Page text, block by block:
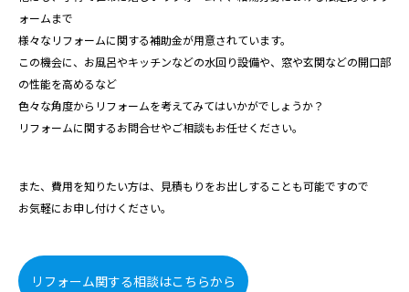
ォームまで
様々なリフォームに関する補助金が用意されています。
この機会に、お風呂やキッチンなどの水回り設備や、窓や玄関などの開口部
の性能を高めるなど
色々な角度からリフォームを考えてみてはいかがでしょうか？
リフォームに関するお問合せやご相談もお任せください。
また、費用を知りたい方は、見積もりをお出しすることも可能ですので
お気軽にお申し付けください。
リフォーム関する相談はこちらから